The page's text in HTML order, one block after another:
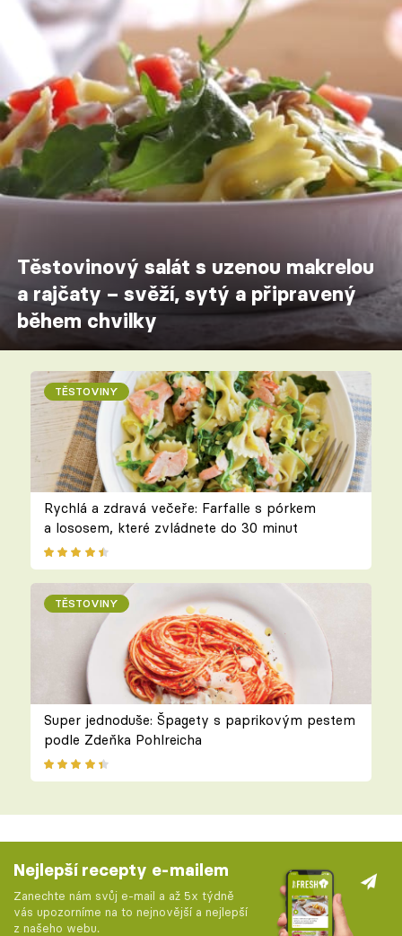
Těstovinový salát s uzenou makrelou
a rajčaty – svěží, sytý a připravený
během chvilky
TĚSTOVINY
Rychlá a zdravá večeře: Farfalle s pórkem
a lososem, které zvládnete do 30 minut
TĚSTOVINY
Super jednoduše: Špagety s paprikovým pestem
podle Zdeňka Pohlreicha
Nejlepší recepty e-mailem
Zanechte nám svůj e-mail a až 5x týdně
vás upozorníme na to nejnovější a nejlepší
z našeho webu.